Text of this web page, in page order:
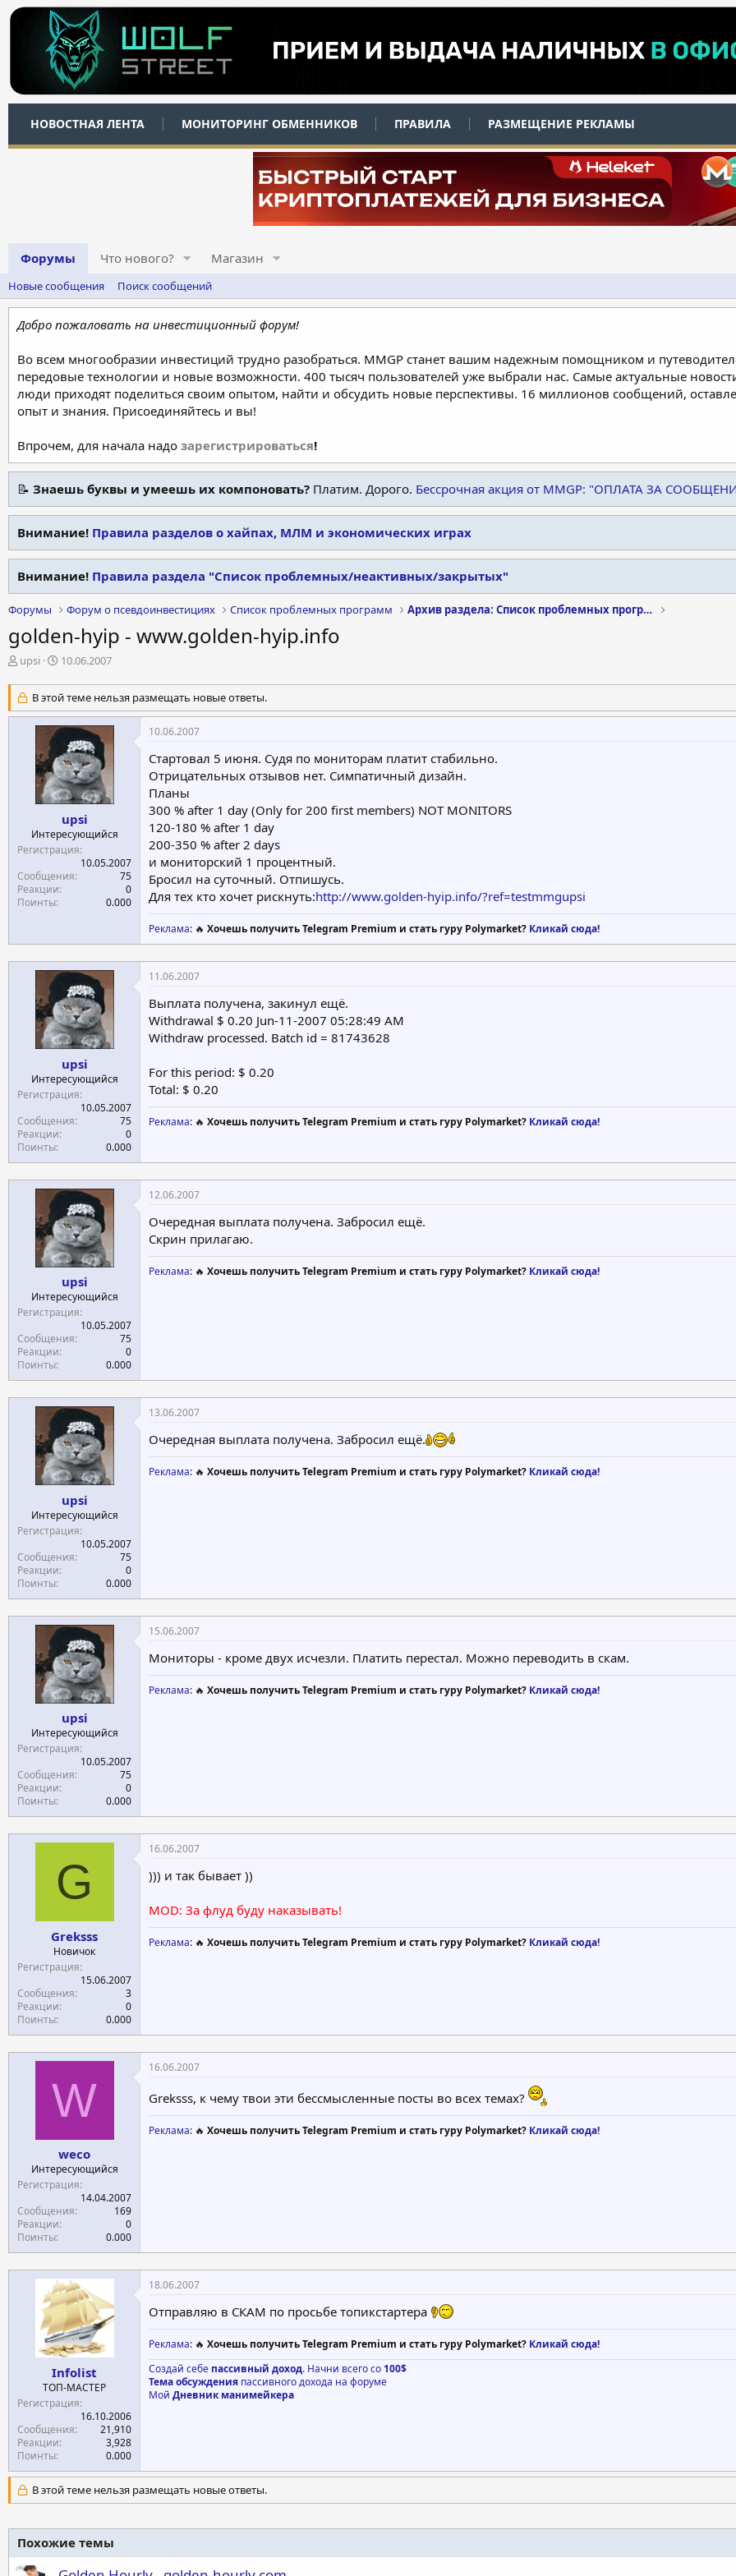
НОВОСТНАЯ ЛЕНТА МОНИТОРИНГ ОБМЕННИКОВ ПРАВИЛА РАЗМЕЩЕНИЕ РЕКЛАМЫ
Форумы Что нового? Магазин
Новые сообщения Поиск сообщений
Добро пожаловать на инвестиционный форум!
Во всем многообразии инвестиций трудно разобраться. MMGP станет вашим надежным помощником и
передовые технологии и новые возможности. 400 тысяч пользователей уже выбрали нас. Самые актуальные
люди приходят поделиться своим опытом, найти и обсудить новые перспективы. 16 миллионов сообщений,
опыт и знания. Присоединяйтесь и вы!
Впрочем, для начала надо зарегистрироваться!
📝 Знаешь буквы и умеешь их компоновать? Платим. Дорого. Бессрочная акция от MMGP: "ОПЛАТА ЗА
Внимание! Правила разделов о хайпах, МЛМ и экономических играх
Внимание! Правила раздела "Список проблемных/неактивных/закрытых"
Форумы Форум о псевдоинвестициях Список проблемных программ Архив раздела: Список проблемных программ
golden-hyip - www.golden-hyip.info
А
т
о
р
upsi
Д
т
а
н
а
а
л
а
10.06.2007
В этой теме нельзя размещать новые ответы.
upsi
Интересующийся
Регистрация
10.05.2007
Сообщения
75
Реакции
0
Поинты
0.000
10.06.2007
Стартовал 5 июня. Судя по мониторам платит стабильно.
Отрицательных отзывов нет. Симпатичный дизайн.
Планы
300 % after 1 day (Only for 200 first members) NOT MONITORS
120-180 % after 1 day
200-350 % after 2 days
и мониторский 1 процентный.
Бросил на суточный. Отпишусь.
Для тех кто хочет рискнуть:http://www.golden-hyip.info/?ref=testmmgupsi
Реклама: 🔥 Хочешь получить Telegram Premium и стать гуру Polymarket? Кликай сюда!
upsi
Интересующийся
Регистрация
10.05.2007
Сообщения
75
Реакции
0
Поинты
0.000
11.06.2007
Выплата получена, закинул ещё.
Withdrawal $ 0.20 Jun-11-2007 05:28:49 AM
Withdraw processed. Batch id = 81743628
For this period: $ 0.20
Total: $ 0.20
Реклама: 🔥 Хочешь получить Telegram Premium и стать гуру Polymarket? Кликай сюда!
upsi
Интересующийся
Регистрация
10.05.2007
Сообщения
75
Реакции
0
Поинты
0.000
12.06.2007
Очередная выплата получена. Забросил ещё.
Скрин прилагаю.
Реклама: 🔥 Хочешь получить Telegram Premium и стать гуру Polymarket? Кликай сюда!
upsi
Интересующийся
Регистрация
10.05.2007
Сообщения
75
Реакции
0
Поинты
0.000
13.06.2007
Очередная выплата получена. Забросил ещё.
Реклама: 🔥 Хочешь получить Telegram Premium и стать гуру Polymarket? Кликай сюда!
upsi
Интересующийся
Регистрация
10.05.2007
Сообщения
75
Реакции
0
Поинты
0.000
15.06.2007
Мониторы - кроме двух исчезли. Платить перестал. Можно переводить в скам.
Реклама: 🔥 Хочешь получить Telegram Premium и стать гуру Polymarket? Кликай сюда!
G
Greksss
Новичок
Регистрация
15.06.2007
Сообщения
3
Реакции
0
Поинты
0.000
16.06.2007
))) и так бывает ))
MOD: За флуд буду наказывать!
Реклама: 🔥 Хочешь получить Telegram Premium и стать гуру Polymarket? Кликай сюда!
W
weco
Интересующийся
Регистрация
14.04.2007
Сообщения
169
Реакции
0
Поинты
0.000
16.06.2007
Greksss, к чему твои эти бессмысленные посты во всех темах?
Реклама: 🔥 Хочешь получить Telegram Premium и стать гуру Polymarket? Кликай сюда!
Infolist
ТОП-МАСТЕР
Регистрация
16.10.2006
Сообщения
21,910
Реакции
3,928
Поинты
0.000
18.06.2007
Отправляю в СКАМ по просьбе топикстартера
Реклама: 🔥 Хочешь получить Telegram Premium и стать гуру Polymarket? Кликай сюда!
Создай себе пассивный доход. Начни всего со 100$
Тема обсуждения пассивного дохода на форуме
Мой Дневник манимейкера
В этой теме нельзя размещать новые ответы.
Похожие темы